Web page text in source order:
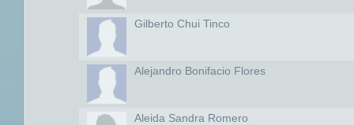
Gilberto Chui Tinco
Alejandro Bonifacio Flores
Aleida Sandra Romero